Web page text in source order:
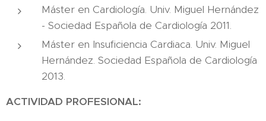
Máster en Cardiología. Univ. Miguel Hernández
- Sociedad Española de Cardiología 2011.
Máster en Insuficiencia Cardiaca. Univ. Miguel
Hernández. Sociedad Española de Cardiología
2013.
ACTIVIDAD PROFESIONAL: